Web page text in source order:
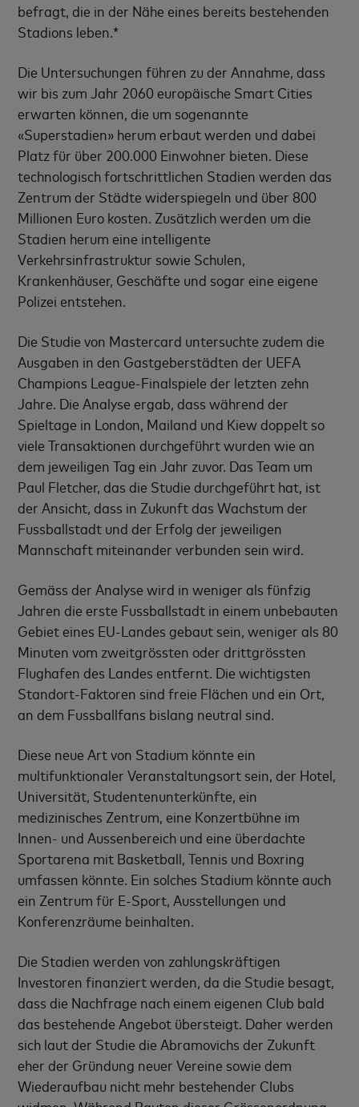
befragt, die in der Nähe eines bereits bestehenden
Stadions leben.*
Die Untersuchungen führen zu der Annahme, dass
wir bis zum Jahr 2060 europäische Smart Cities
erwarten können, die um sogenannte
«Superstadien» herum erbaut werden und dabei
Platz für über 200.000 Einwohner bieten. Diese
technologisch fortschrittlichen Stadien werden das
Zentrum der Städte widerspiegeln und über 800
Millionen Euro kosten. Zusätzlich werden um die
Stadien herum eine intelligente
Verkehrsinfrastruktur sowie Schulen,
Krankenhäuser, Geschäfte und sogar eine eigene
Polizei entstehen.
Die Studie von Mastercard untersuchte zudem die
Ausgaben in den Gastgeberstädten der UEFA
Champions League-Finalspiele der letzten zehn
Jahre. Die Analyse ergab, dass während der
Spieltage in London, Mailand und Kiew doppelt so
viele Transaktionen durchgeführt wurden wie an
dem jeweiligen Tag ein Jahr zuvor. Das Team um
Paul Fletcher, das die Studie durchgeführt hat, ist
der Ansicht, dass in Zukunft das Wachstum der
Fussballstadt und der Erfolg der jeweiligen
Mannschaft miteinander verbunden sein wird.
Gemäss der Analyse wird in weniger als fünfzig
Jahren die erste Fussballstadt in einem unbebauten
Gebiet eines EU-Landes gebaut sein, weniger als 80
Minuten vom zweitgrössten oder drittgrössten
Flughafen des Landes entfernt. Die wichtigsten
Standort-Faktoren sind freie Flächen und ein Ort,
an dem Fussballfans bislang neutral sind.
Diese neue Art von Stadium könnte ein
multifunktionaler Veranstaltungsort sein, der Hotel,
Universität, Studentenunterkünfte, ein
medizinisches Zentrum, eine Konzertbühne im
Innen- und Aussenbereich und eine überdachte
Sportarena mit Basketball, Tennis und Boxring
umfassen könnte. Ein solches Stadium könnte auch
ein Zentrum für E-Sport, Ausstellungen und
Konferenzräume beinhalten.
Die Stadien werden von zahlungskräftigen
Investoren finanziert werden, da die Studie besagt,
dass die Nachfrage nach einem eigenen Club bald
das bestehende Angebot übersteigt. Daher werden
sich laut der Studie die Abramovichs der Zukunft
eher der Gründung neuer Vereine sowie dem
Wiederaufbau nicht mehr bestehender Clubs